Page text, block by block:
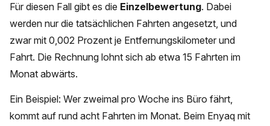
Für diesen Fall gibt es die Einzelbewertung. Dabei
werden nur die tatsächlichen Fahrten angesetzt, und
zwar mit 0,002 Prozent je Entfernungskilometer und
Fahrt. Die Rechnung lohnt sich ab etwa 15 Fahrten im
Monat abwärts.
Ein Beispiel: Wer zweimal pro Woche ins Büro fährt,
kommt auf rund acht Fahrten im Monat. Beim Enyaq mit